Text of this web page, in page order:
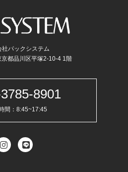
社パックシステム
都品川区平塚2-10-4 1階
8901
間：8:45~17:45